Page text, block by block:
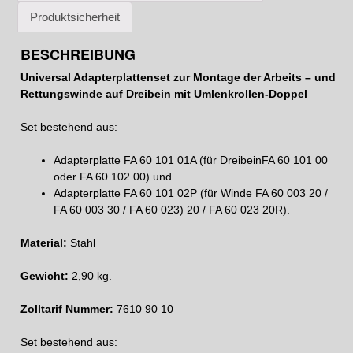
Produktsicherheit
BESCHREIBUNG
Universal Adapterplattenset zur Montage der Arbeits – und
Rettungswinde auf Dreibein mit Umlenkrollen-Doppel
Set bestehend aus:
Adapterplatte FA 60 101 01A (für DreibeinFA 60 101 00
oder FA 60 102 00) und
Adapterplatte FA 60 101 02P (für Winde FA 60 003 20 /
FA 60 003 30 / FA 60 023) 20 / FA 60 023 20R).
Material: Stahl
Gewicht: 2,90 kg.
Zolltarif Nummer: 7610 90 10
Set bestehend aus: